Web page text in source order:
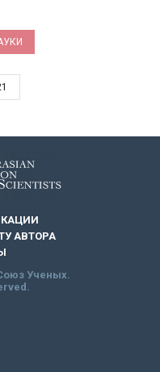
АВТОРА
Ученых.